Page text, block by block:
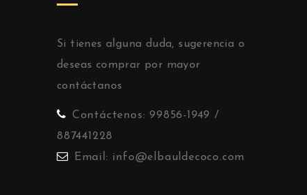
Si tienes alguna duda, sugerencia o
deseas comprar por mayor
contáctanos
Contáctenos:99856-1949 /
887441228
Email: info@elbauldecoco.com